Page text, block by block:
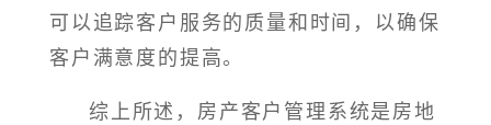
可以追踪客户服务的质量和时间，以确保
客户满意度的提高。
综上所述，房产客户管理系统是房地